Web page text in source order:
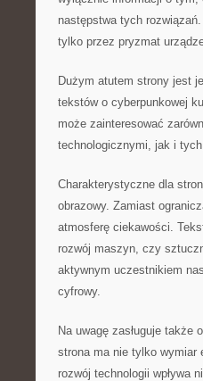
następstwa tych
tylko przez pryzmat
Dużym atutem strony jest
tekstów o cyberpunkowej
może zainteresować
technologicznymi, jak i
Charakterystyczne dla
obrazowy. Zamiast
atmosferę ciekawości.
rozwój maszyn, czy
aktywnym uczestnikiem
cyfrowy.
Na uwagę zasługuje
strona ma nie tylko wymiar
rozwój technologii wpływa